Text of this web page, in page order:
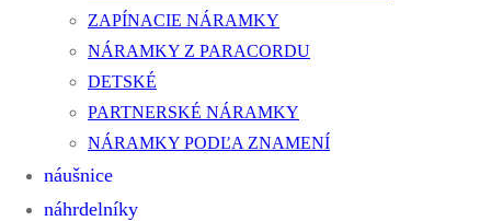
ZAPÍNACIE NÁRAMKY
NÁRAMKY Z PARACORDU
DETSKÉ
PARTNERSKÉ NÁRAMKY
NÁRAMKY PODĽA ZNAMENÍ
náušnice
náhrdelníky